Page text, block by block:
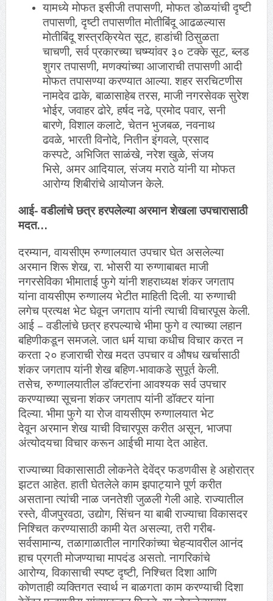
यामध्ये मोफत इसीजी तपासणी, मोफत डोळयांची दृष्टी
तपासणी, दृष्टी तपासणीत मोतीबिंदू आढळल्यास
मोतीबिंदू शस्त्रक्रियेत सूट, हाडांची ठिसुळता
चाचणी, सर्व प्रकारच्या चष्म्यांवर ३० टक्के सूट, ब्लड
शुगर तपासणी, मणक्यांच्या आजाराची तपासणी आदी
मोफत तपासण्या करण्यात आल्या. शहर सरचिटणीस
नामदेव ढाके, बाळासाहेब तरस, माजी नगरसेवक सुरेश
भोईर, जवाहर ढोरे, हर्षद नढे, प्रमोद पवार, सनी
बारणे, ‍विशाल कलाटे, चेतन भुजबळ, नवनाथ
ढवळे, भारती विनोदे, नितीन इंगवले, प्रसाद
कस्पटे, अभिजित साळंखे, नरेश खुळे, संजय
भिसे, अमर आदियाल, संजय मराठे यांनी या मोफत
आरोग्य शिबीरांचे आयोजन केले.
आई- वडीलांचे छत्र हरपलेल्या अरमान शेखला उपचारासाठी
मदत…
दरम्यान, वायसीएम रुग्णालयात उपचार घेत असलेल्या
अरमान ‍शिरू शेख, रा. भोसरी या रुग्णाबाबत माजी
नगरसेविका भीमाताई फुगे यांनी शहराध्यक्ष शंकर जगताप
यांना वायसीएम रुग्णालय भेटीत माहिती दिली. या रुग्णाची
लगेच प्रत्यक्ष भेट घेवून जगताप यांनी त्याची विचारपूस केली.
आई – वडीलांचे छत्र हरपल्याचे भीमा फुगे व त्याच्या लहान
बहिणीकडून समजले. जात धर्म याचा कधीच विचार करत न
करता २० हजाराची रोख मदत उपचार व औषध खर्चासाठी
शंकर जगताप यांनी शेख बहिण-भावाकडे सुपूर्त केली.
तसेच, रुग्णालयातील डॉक्टरांना आवश्यक सर्व उपचार
करण्याच्या सूचना शंकर जगताप यांनी डॉक्टर यांना
दिल्या. भीमा फुगे या रोज वायसीएम रुग्णालयात भेट
देवून अरमान शेख याची विचारपूस करीत असून, भाजपा
अंत्योदयचा विचार करून आईची माया देत आहेत.
राज्याच्या विकासासाठी लोकनेते देवेंद्र फडणवीस हे अहोरात्र
झटत आहेत. हाती घेतलेले काम झपाट्याने पूर्ण करीत
असताना त्यांची नाळ जनतेशी जुळली गेली आहे. राज्यातील
रस्ते, वीजपुरवठा, उद्योग, सिंचन या बाबी राज्याचा विकासदर
निश्चित करण्यासाठी कामी येत असल्या, तरी गरीब-
सर्वसामान्य, तळागाळातील नागरिकांच्या चेहऱ्यावरील आनंद
हाच प्रगती मोजण्याचा मापदंड असतो. नागरिकांचे
आरोग्य, विकासाची स्पष्ट दृष्टी, निश्‍चित दिशा आणि
कोणताही व्यक्तिगत स्वार्थ न बाळगता काम करण्याची दिशा